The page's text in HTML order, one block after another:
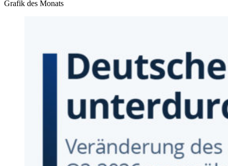
Grafik des Monats